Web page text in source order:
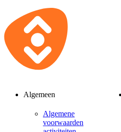
Algemeen
Algemene
voorwaarden